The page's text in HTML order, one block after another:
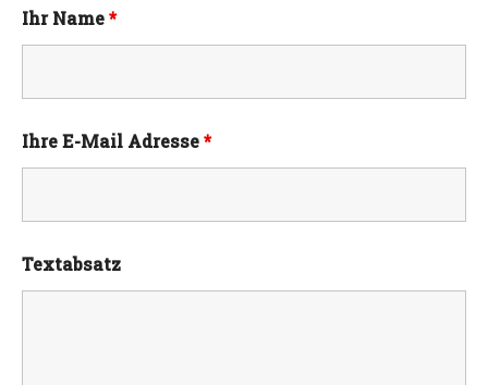
Ihr Name*
Ihre E-Mail Adresse*
Textabsatz